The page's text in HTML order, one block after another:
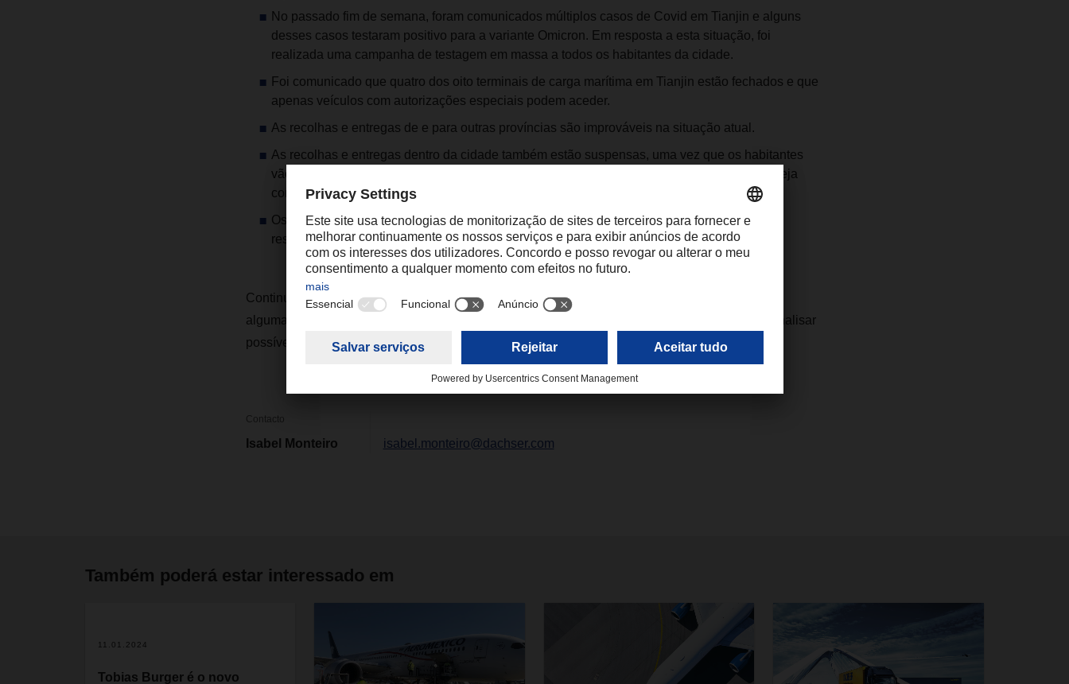
No passado fim de semana, foram comunicados múltiplos casos de Covid em Tianjin e alguns
desses casos testaram positivo para a variante Omicron. Em resposta a esta situação, foi
realizada uma campanha de testagem em massa a todos os habitantes da cidade.
Foi comunicado que quatro dos oito terminais de carga marítima em Tianjin estão fechados e que
apenas veículos com autorizações especiais podem aceder.
As recolhas e entregas de e para outras províncias são improváveis na situação atual.
As recolhas e entregas dentro da cidade também estão suspensas, uma vez que os habitantes
vão permanecer em casa até que a campanha de testagem em massa com testes PCR esteja
concluída e os resultados estejam disponíveis.
Os colaboradores da filial DACHSER em Tianjin irão trabalhar a partir de casa até que os
resultados negativos estejam disponíveis.
Continuaremos a acompanhar e informar sobre a evolução da situação. Caso pretenda colocar
alguma questão, por favor entre em contacto com o seu interlocutor DACHSER habitual para analisar
possíveis alternativas de transporte.
Contacto
Isabel Monteiro isabel.monteiro@dachser.com
Também poderá estar interessado em
11.01.2024
Tobias Burger é o novo